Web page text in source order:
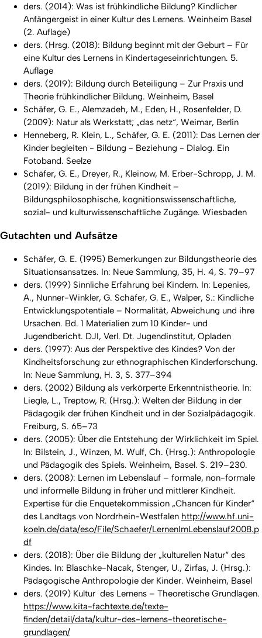
ders. (2014): Was ist frühkindliche Bildung? Kindlicher
Anfängergeist in einer Kultur des Lernens. Weinheim Basel
(2. Auflage)
ders. (Hrsg. (2018): Bildung beginnt mit der Geburt – Für
eine Kultur des Lernens in Kindertageseinrichtungen. 5.
Auflage
ders. (2019): Bildung durch Beteiligung – Zur Praxis und
Theorie frühkindlicher Bildung. Weinheim, Basel
Schäfer, G. E., Alemzadeh, M., Eden, H., Rosenfelder, D.
(2009): Natur als Werkstatt; „das netz“, Weimar, Berlin
Henneberg, R. Klein, L., Schäfer, G. E. (2011): Das Lernen der
Kinder begleiten - Bildung - Beziehung - Dialog. Ein
Fotoband. Seelze
Schäfer, G. E., Dreyer, R., Kleinow, M. Erber-Schropp, J. M.
(2019): Bildung in der frühen Kindheit –
Bildungsphilosophische, kognitionswissenschaftliche,
sozial- und kulturwissenschaftliche Zugänge. Wiesbaden
Gutachten und Aufsätze
Schäfer, G. E. (1995) Bemerkungen zur Bildungstheorie des
Situationsansatzes. In: Neue Sammlung, 35, H. 4, S. 79–97
ders. (1999) Sinnliche Erfahrung bei Kindern. In: Lepenies,
A., Nunner-Winkler, G. Schäfer, G. E., Walper, S.: Kindliche
Entwicklungspotentiale – Normalität, Abweichung und ihre
Ursachen. Bd. 1 Materialien zum 10 Kinder- und
Jugendbericht. DJI, Verl. Dt. Jugendinstitut, Opladen
ders. (1997): Aus der Perspektive des Kindes? Von der
Kindheitsforschung zur ethnographischen Kinderforschung.
In: Neue Sammlung, H. 3, S. 377–394
ders. (2002) Bildung als verkörperte Erkenntnistheorie. In:
Liegle, L., Treptow, R. (Hrsg.): Welten der Bildung in der
Pädagogik der frühen Kindheit und in der Sozialpädagogik.
Freiburg, S. 65–73
ders. (2005): Über die Entstehung der Wirklichkeit im Spiel.
In: Bilstein, J., Winzen, M. Wulf, Ch. (Hrsg.): Anthropologie
und Pädagogik des Spiels. Weinheim, Basel. S. 219–230.
ders. (2008): Lernen im Lebenslauf – formale, non-formale
und informelle Bildung in früher und mittlerer Kindheit.
Expertise für die Enquetekommission „Chancen für Kinder“
des Landtags von Nordrhein-Westfalen http://www.hf.uni-
koeln.de/data/eso/File/Schaefer/LernenImLebenslauf2008.p
df
ders. (2018): Über die Bildung der „kulturellen Natur“ des
Kindes. In: Blaschke-Nacak, Stenger, U., Zirfas, J. (Hrsg.):
Pädagogische Anthropologie der Kinder. Weinheim, Basel
ders. (2019) Kultur des Lernens – Theoretische Grundlagen.
https://www.kita-fachtexte.de/texte-
finden/detail/data/kultur-des-lernens-theoretische-
grundlagen/